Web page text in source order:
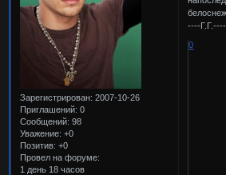
Зарегистрирован: 2007-10-26
Приглашений: 0
Сообщений: 98
Уважение: +0
Позитив: +0
Провел на форуме:
1 день 18 часов
----
0